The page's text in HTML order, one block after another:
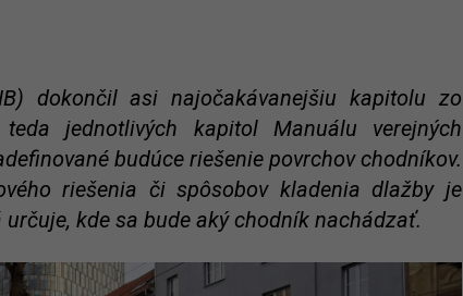
dokončil asi najočakávanejšiu kapitolu zo
jednotlivých kapitol Manuálu verejných
budúce riešenie povrchov chodníkov.
riešenia či spôsobov kladenia dlažby je
kde sa bude aký chodník nachádzať.